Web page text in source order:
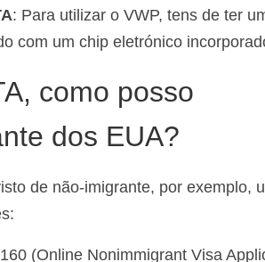
: Para utilizar o VWP, tens de ter
com um chip eletrónico
como posso
dos EUA?
de não-imigrante, por exemplo,
(Online Nonimmigrant Visa